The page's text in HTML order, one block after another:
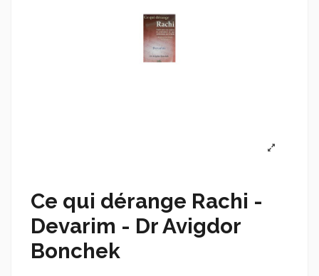
Ce qui dérange Rachi -
Devarim - Dr Avigdor
Bonchek